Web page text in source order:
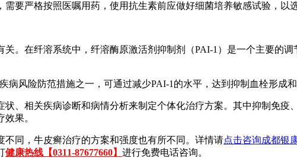
要严格按照医嘱用药，使用抗生素前应做好细菌培养敏感试验，以
。在纤溶系统中，纤溶酶原激活剂抑制剂（PAI-1）是一个主要的
病风险防范措施之一，可通过减少PAI-1的水平，达到抑制血栓形成
、相关疾病诊断和病情分析来制定个体化治疗方案。其中抑制免疫
果。
同，牛皮癣治疗的方案和强度也有所不同。详情请点击咨询成都银
健康热线【0311-87677660】 进行免费电话咨询。